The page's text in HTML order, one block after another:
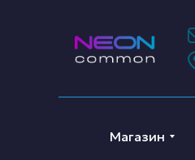
Магазин